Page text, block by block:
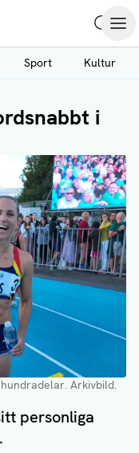
Sport Kultur
i
Arkivbild.
personliga